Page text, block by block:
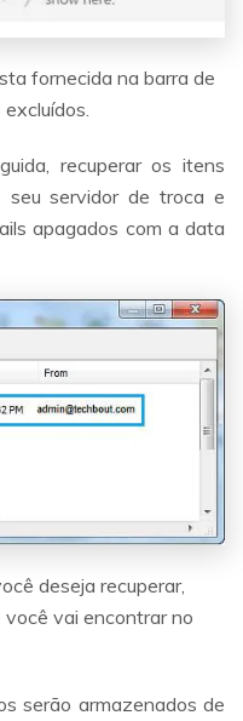
fornecida na barra de
recuperar os itens
seu servidor de troca e
apagados com a data
deseja recuperar,
você vai encontrar no
serão armazenados de